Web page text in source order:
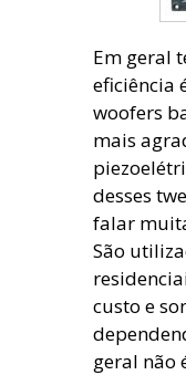
Em geral
eficiência
woofers
mais
desses
falar
São
custo e
geral não